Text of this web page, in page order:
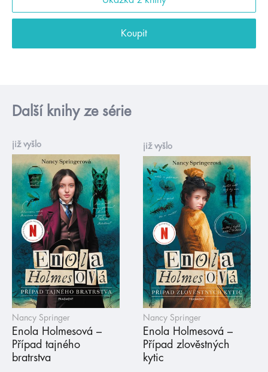
Koupit
Další knihy ze série
již vyšlo
Nancy Springer
Enola Holmesová –
Případ tajného
bratrstva
již vyšlo
Nancy Springer
Enola Holmesová –
Případ zlověstných
kytic